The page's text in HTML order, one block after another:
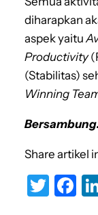
diharapkan
aspek yaitu
Productivity
(Stabilitas)
Winning
Share artikel
T
F